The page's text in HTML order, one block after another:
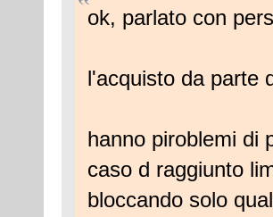
ok, parlato con
l'acquisto da parte
hanno piroblemi di
caso d raggiunto
bloccando solo